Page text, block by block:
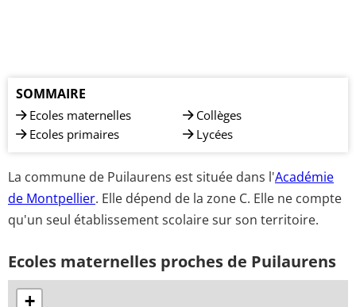
SOMMAIRE
Ecoles maternelles
Ecoles primaires
Collèges
Lycées
La commune de Puilaurens est située dans l'Académie
de Montpellier. Elle dépend de la zone C. Elle ne compte
qu'un seul établissement scolaire sur son territoire.
Ecoles maternelles proches de Puilaurens
+